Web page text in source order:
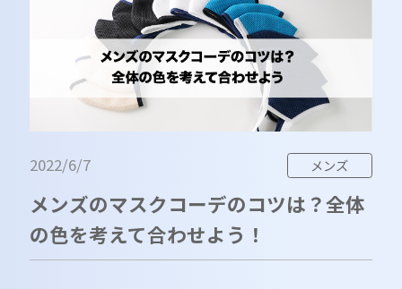
メンズのマスクコーデのコツは？全体
の色を考えて合わせよう！
2022/6/7 メンズ